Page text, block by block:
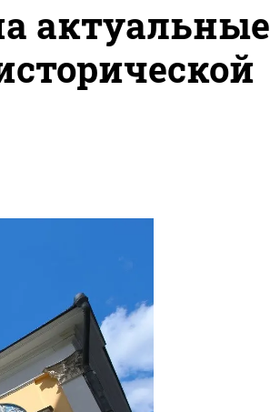
актуальные